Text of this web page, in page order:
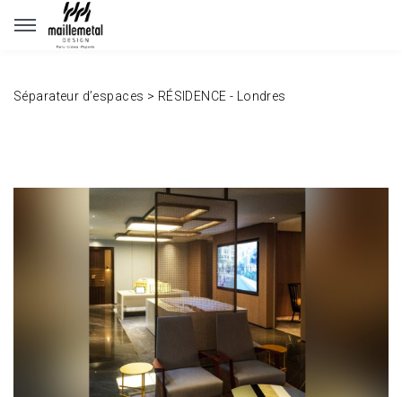
Panneau de gestion des cookies
Séparateur d’espaces > RÉSIDENCE - Londres